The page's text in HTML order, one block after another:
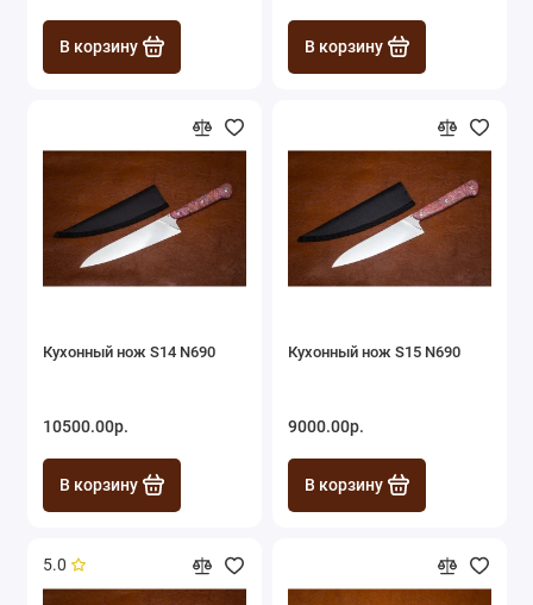
В корзину В корзину
Кухонный нож S14 N690
10500.00р.
В корзину
Кухонный нож S15 N690
9000.00р.
В корзину
5.0